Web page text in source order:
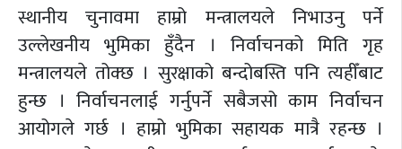
स्थानीय चुनावमा हाम्रो मन्त्रालयले निभाउनु पर्ने
उल्लेखनीय भुमिका हुँदैन । निर्वाचनको मिति गृह
मन्त्रालयले तोक्छ । सुरक्षाको बन्दोबस्ति पनि त्यहीँबाट
हुन्छ । निर्वाचनलाई गर्नुपर्ने सबैजसो काम निर्वाचन
आयोगले गर्छ । हाम्रो भुमिका सहायक मात्रै रहन्छ ।